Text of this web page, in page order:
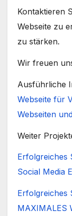
Kontaktieren
Webseite zu
zu stärken.
Wir freuen
Ausführliche
Webseite für
Webseiten
Weiter
Erfolgreiches
Social Media
Erfolgreiches
MAXIMALES